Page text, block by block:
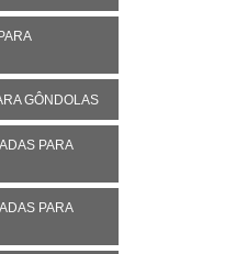
GÔNDOLAS
PARA
PARA